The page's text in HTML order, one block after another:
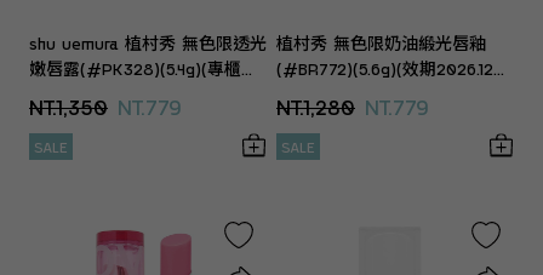
shu uemura 植村秀 無色限透光
嫩唇露(#PK328)(5.4g)(專櫃公
NT.1,350 NT.779
SALE
植村秀 無色限奶油緞光唇釉
(#BR772)(5.6g)(效期2026.12
NT.1,280 NT.779
SALE